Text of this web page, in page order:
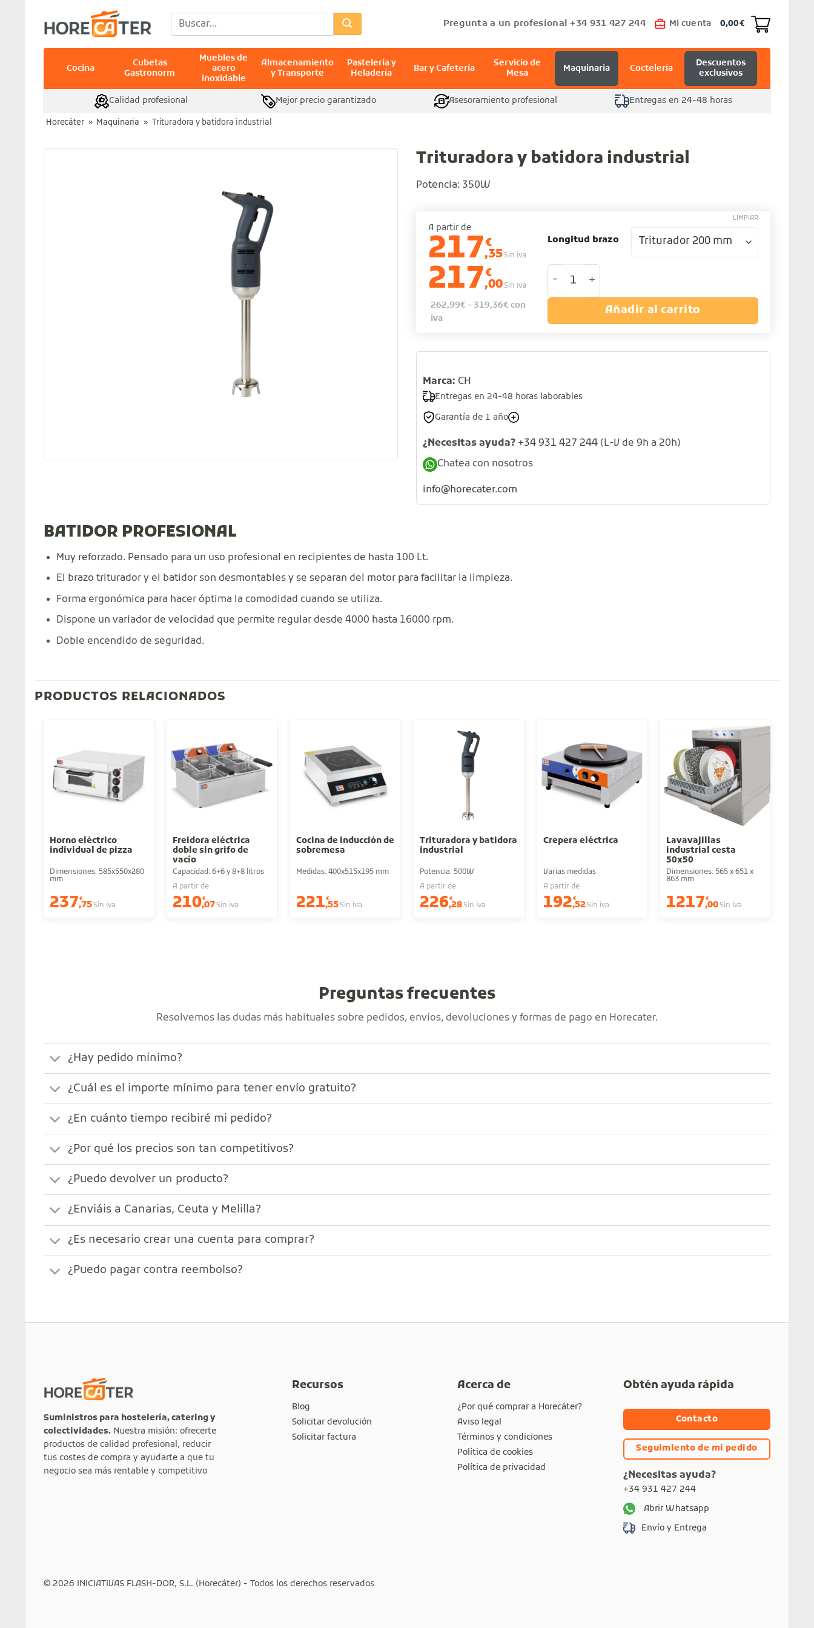
contenido
Buscar
por:
Pregunta a un profesional +34 931 427 244 Mi cuenta 0,00€
Cocina
Cubetas
Gastronorm
Muebles de
acero
inoxidable
Almacenamiento
y Transporte
Pastelería y
Heladería
Bar y Cafetería
Servicio de
Mesa
Maquinaria Coctelería
Descuentos
exclusivos
Calidad profesional Mejor precio garantizado Asesoramiento profesional Entregas en 24-48 horas
Horecáter » Maquinaria » Trituradora y batidora industrial
Trituradora y batidora industrial
Potencia: 350W
A partir de
217€
,35Sin iva
217€
,00Sin iva
262,99€ – 319,36€ con
iva
Longitud brazo
LIMPIAR
Trituradora y batidora industrial cantidad
Añadir al carrito
Marca: CH
Entregas en 24-48 horas laborables
Garantía de 1 año
¿Necesitas ayuda? +34 931 427 244 (L-V de 9h a 20h)
Chatea con nosotros
info@horecater.com
BATIDOR PROFESIONAL
Muy reforzado. Pensado para un uso profesional en recipientes de hasta 100 Lt.
El brazo triturador y el batidor son desmontables y se separan del motor para facilitar la limpieza.
Forma ergonómica para hacer óptima la comodidad cuando se utiliza.
Dispone un variador de velocidad que permite regular desde 4000 hasta 16000 rpm.
Doble encendido de seguridad.
PRODUCTOS RELACIONADOS
Horno eléctrico
individual de pizza
Dimensiones: 585x550x280
mm
237€
,75Sin iva
Freidora eléctrica
doble sin grifo de
vacío
Capacidad: 6+6 y 8+8 litros
A partir de
210€
,07Sin iva
Cocina de inducción de
sobremesa
Medidas: 400x515x195 mm
221€
,55Sin iva
Trituradora y batidora
industrial
Potencia: 500W
A partir de
226€
,28Sin iva
Crepera eléctrica
Varias medidas
A partir de
192€
,52Sin iva
Lavavajillas
industrial cesta
50x50
Dimensiones: 565 x 651 x
863 mm
1217€
,00Sin iva
Preguntas frecuentes
Resolvemos las dudas más habituales sobre pedidos, envíos, devoluciones y formas de pago en Horecater.
¿Hay pedido mínimo?
¿Cuál es el importe mínimo para tener envío gratuito?
¿En cuánto tiempo recibiré mi pedido?
¿Por qué los precios son tan competitivos?
¿Puedo devolver un producto?
¿Enviáis a Canarias, Ceuta y Melilla?
¿Es necesario crear una cuenta para comprar?
¿Puedo pagar contra reembolso?
Suministros para hostelería, catering y
colectividades. Nuestra misión: ofrecerte
productos de calidad profesional, reducir
tus costes de compra y ayudarte a que tu
negocio sea más rentable y competitivo
Recursos
Blog
Solicitar devolución
Solicitar factura
Acerca de
¿Por qué comprar a Horecáter?
Aviso legal
Términos y condiciones
Política de cookies
Política de privacidad
Obtén ayuda rápida
Contacto
Seguimiento de mi pedido
¿Necesitas ayuda?
+34 931 427 244
Abrir Whatsapp
Envío y Entrega
© 2026 INICIATIVAS FLASH-DOR, S.L. (Horecáter) - Todos los derechos reservados